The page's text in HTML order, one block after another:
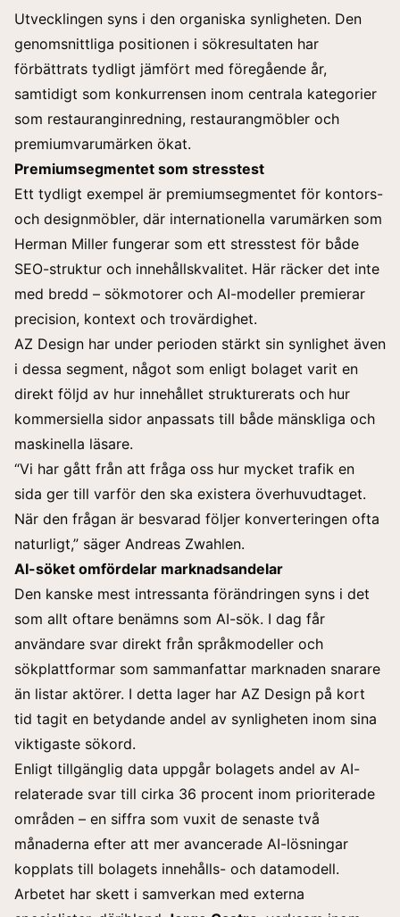
Utvecklingen syns i den organiska synligheten. Den
genomsnittliga positionen i sökresultaten har
förbättrats tydligt jämfört med föregående år,
samtidigt som konkurrensen inom centrala kategorier
som restauranginredning, restaurangmöbler och
premiumvarumärken ökat.
Premiumsegmentet som stresstest
Ett tydligt exempel är premiumsegmentet för kontors-
och designmöbler, där internationella varumärken som
Herman Miller fungerar som ett stresstest för både
SEO-struktur och innehållskvalitet. Här räcker det inte
med bredd – sökmotorer och AI-modeller premierar
precision, kontext och trovärdighet.
AZ Design har under perioden stärkt sin synlighet även
i dessa segment, något som enligt bolaget varit en
direkt följd av hur innehållet strukturerats och hur
kommersiella sidor anpassats till både mänskliga och
maskinella läsare.
“Vi har gått från att fråga oss hur mycket trafik en
sida ger till varför den ska existera överhuvudtaget.
När den frågan är besvarad följer konverteringen ofta
naturligt,” säger Andreas Zwahlen.
AI-söket omfördelar marknadsandelar
Den kanske mest intressanta förändringen syns i det
som allt oftare benämns som AI-sök. I dag får
användare svar direkt från språkmodeller och
sökplattformar som sammanfattar marknaden snarare
än listar aktörer. I detta lager har AZ Design på kort
tid tagit en betydande andel av synligheten inom sina
viktigaste sökord.
Enligt tillgänglig data uppgår bolagets andel av AI-
relaterade svar till cirka 36 procent inom prioriterade
områden – en siffra som vuxit de senaste två
månaderna efter att mer avancerade AI-lösningar
kopplats till bolagets innehålls- och datamodell.
Arbetet har skett i samverkan med externa